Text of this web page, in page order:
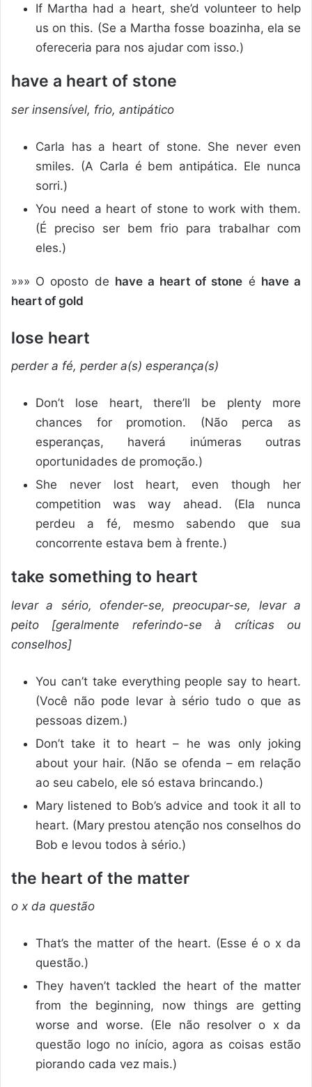
If Martha had a heart, she’d volunteer to help
us on this. (Se a Martha fosse boazinha, ela se
ofereceria para nos ajudar com isso.)
have a heart of stone
ser insensível, frio, antipático
Carla has a heart of stone. She never even
smiles. (A Carla é bem antipática. Ele nunca
sorri.)
You need a heart of stone to work with them.
(É preciso ser bem frio para trabalhar com
eles.)
»»» O oposto de have a heart of stone é have a
heart of gold
lose heart
perder a fé, perder a(s) esperança(s)
Don’t lose heart, there’ll be plenty more
chances for promotion. (Não perca as
esperanças, haverá inúmeras outras
oportunidades de promoção.)
She never lost heart, even though her
competition was way ahead. (Ela nunca
perdeu a fé, mesmo sabendo que sua
concorrente estava bem à frente.)
take something to heart
levar a sério, ofender-se, preocupar-se, levar a
peito [geralmente referindo-se à críticas ou
conselhos]
You can’t take everything people say to heart.
(Você não pode levar à sério tudo o que as
pessoas dizem.)
Don’t take it to heart – he was only joking
about your hair. (Não se ofenda – em relação
ao seu cabelo, ele só estava brincando.)
Mary listened to Bob’s advice and took it all to
heart. (Mary prestou atenção nos conselhos do
Bob e levou todos à sério.)
the heart of the matter
o x da questão
That’s the matter of the heart. (Esse é o x da
questão.)
They haven’t tackled the heart of the matter
from the beginning, now things are getting
worse and worse. (Ele não resolver o x da
questão logo no início, agora as coisas estão
piorando cada vez mais.)